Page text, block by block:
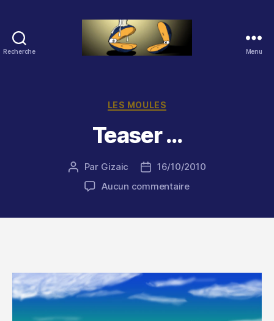
Recherche Menu
Catégories
LES MOULES
Teaser …
Auteur
l’article
Par Gizaic
Date16/10/2010
Aucun commentairesur